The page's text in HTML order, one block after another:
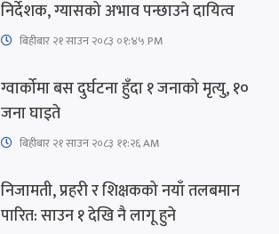
निर्देशक, ग्यासको अभाव पन्छाउने दायित्व
बिहीबार २१ साउन २०८३ ०१:४५ PM
ग्वार्कोमा बस दुर्घटना हुँदा १ जनाको मृत्यु, १०
जना घाइते
बिहीबार २१ साउन २०८३ ११:२६ AM
निजामती, प्रहरी र शिक्षकको नयाँ तलबमान
पारित: साउन १ देखि नै लागू हुने